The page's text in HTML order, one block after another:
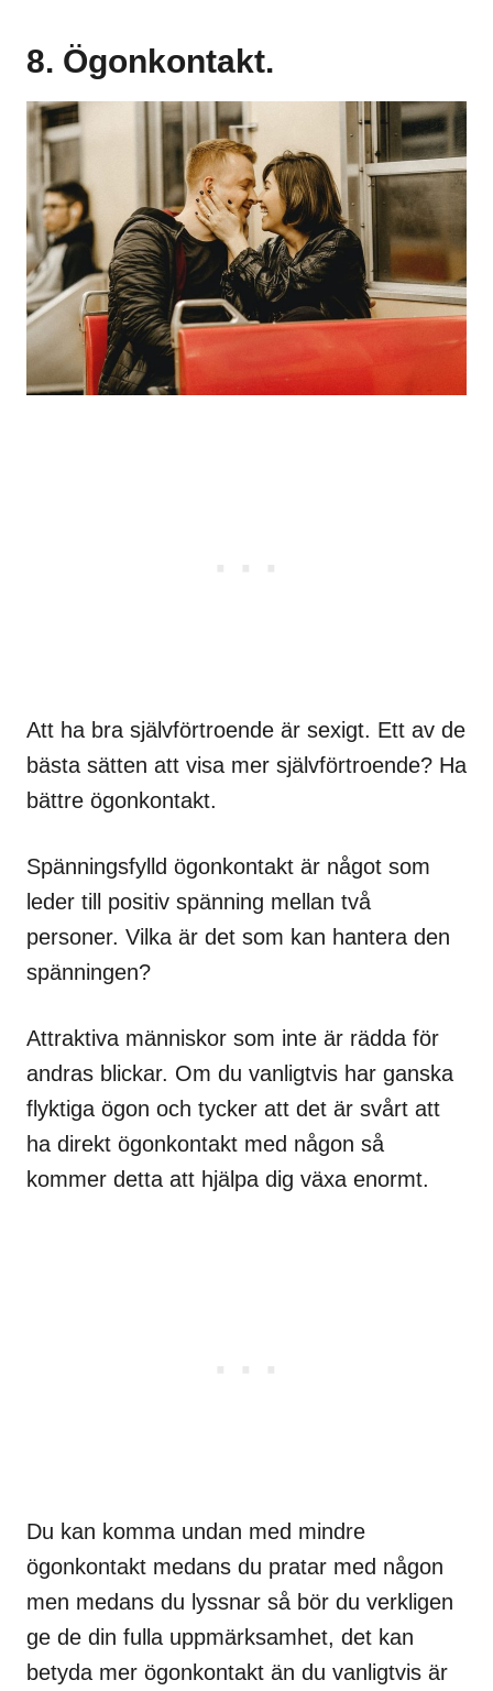
8. Ögonkontakt.
Att ha bra självförtroende är sexigt. Ett av de
bästa sätten att visa mer självförtroende? Ha
bättre ögonkontakt.
Spänningsfylld ögonkontakt är något som
leder till positiv spänning mellan två
personer. Vilka är det som kan hantera den
spänningen?
Attraktiva människor som inte är rädda för
andras blickar. Om du vanligtvis har ganska
flyktiga ögon och tycker att det är svårt att
ha direkt ögonkontakt med någon så
kommer detta att hjälpa dig växa enormt.
Du kan komma undan med mindre
ögonkontakt medans du pratar med någon
men medans du lyssnar så bör du verkligen
ge de din fulla uppmärksamhet, det kan
betyda mer ögonkontakt än du vanligtvis är